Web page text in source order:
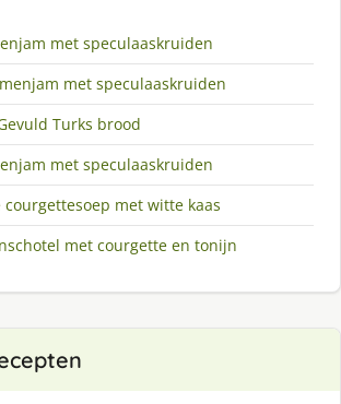
met speculaaskruiden
met speculaaskruiden
Turks brood
met speculaaskruiden
courgettesoep met witte kaas
met courgette en tonijn